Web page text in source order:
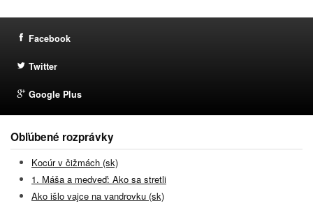
Facebook
Twitter
Google Plus
Obľúbené rozprávky
Kocúr v čižmách (sk)
1. Máša a medveď: Ako sa stretli
Ako išlo vajce na vandrovku (sk)